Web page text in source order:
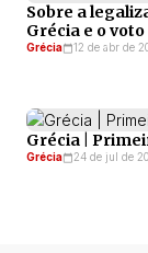
Sobre a
Grécia e o
Grécia 12 de abr de
Grécia |
Grécia 24 de jul de